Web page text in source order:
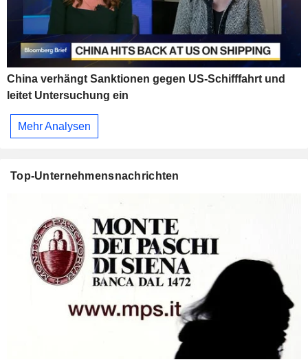
China verhängt Sanktionen gegen US-Schifffahrt und
leitet Untersuchung ein
Mehr Analysen
Top-Unternehmensnachrichten